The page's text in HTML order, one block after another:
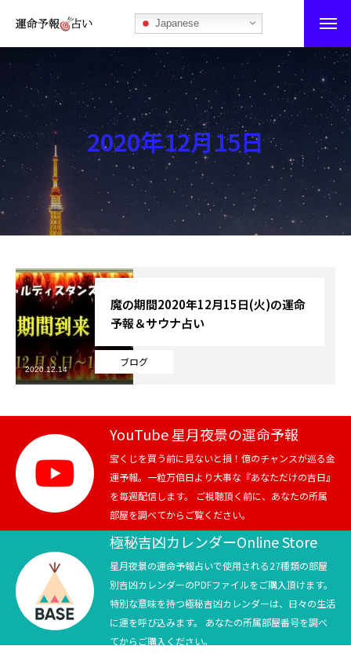
Japanese
運命予報占い
運命予報占いとは
あなたの所属部屋を探そう！
最恐の相性占い
秘伝公開！吉凶カレンダー
記事カテゴリー
ブログ
お知らせ
芸能界
テニス
スポーツ
競馬
テニス四大大会・五輪
テニス四大大会・五輪
2020年12月15日
ブログ
魔の期間2020年12月15日(火)の運命
予報＆サウナ占い
2020.12.14
YouTube 星月夜景の運命予報
宝くじを買う前に見ないと損！億のチャンスが巡る金
運予報。一粒万倍日より大事な『あなただけの吉日』
を毎週配信します。 ご視聴頂く前に、あなたの所属
部屋を調べてからご覧ください。
極秘吉凶カレンダーOnline Store
星月夜景の運命予報占いで使用される27種類の部屋
別吉凶カレンダーのPDFファイルをご購入頂けます。
特別な意味を持つ極秘吉凶カレンダーは、日々の生活
に運を呼び込みます。 あなたの所属部屋番号を調べ
てからご購入ください。